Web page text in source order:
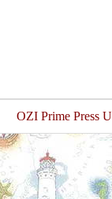
OZI Prime Press